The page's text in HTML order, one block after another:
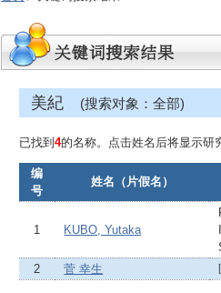
美紀 (搜索对象：全部)
已找到 4的名称。点击姓名后将显示研
编
号
姓名（片假名）
1 KUBO, Yutaka
2 菅 幸生